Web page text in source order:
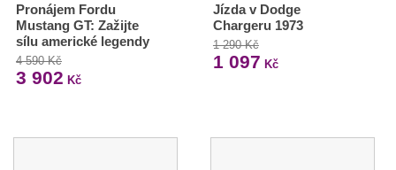
Pronájem Fordu
Mustang GT: Zažijte
sílu americké legendy
4 590 Kč
3 902 Kč
Jízda v Dodge
Chargeru 1973
1 290 Kč
1 097 Kč